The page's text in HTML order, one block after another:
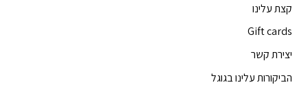
קצת עלינו
Gift cards
יצירת קשר
הביקורות עלינו בגוגל